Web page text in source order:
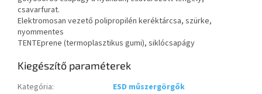
csavarfurat.
Elektromosan vezető polipropilén keréktárcsa, szürke,
nyommentes
TENTEprene (termoplasztikus gumi), siklócsapágy
Kiegészítő paraméterek
Kategória:
ESD műszergörgők